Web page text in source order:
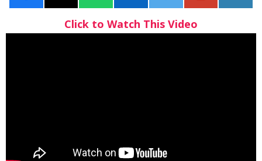
Click to Watch This Video